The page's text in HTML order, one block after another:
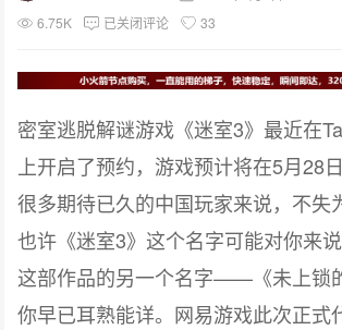
6.75K
已关闭评论 33
密室逃脱解谜游戏《迷室3》 最近在
上开启了预约，游戏预计将在5月28
很多期待已久的中国玩家来说，不失
也许《迷室3》 这个名字可能对你来
这部作品的另一个名字——《未上锁
你早已耳熟能详。网易游戏此次正式